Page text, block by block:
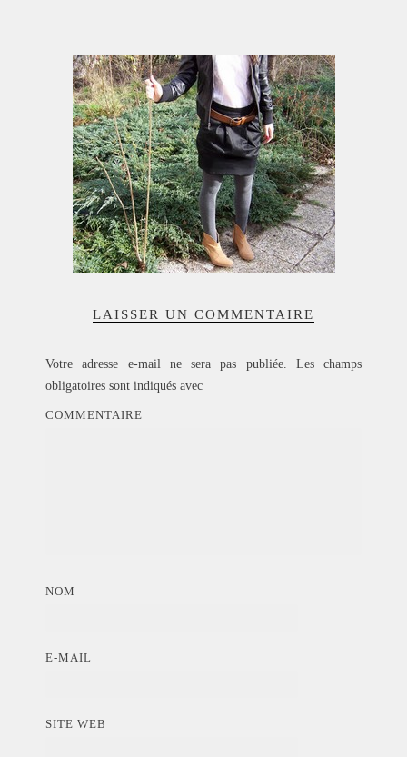
VOYAGES
LOOKBOOK
RECHERCHE
ARCHIVES
LAISSER UN COMMENTAIRE
Votre adresse e-mail ne sera pas publiée.
Les champs
obligatoires sont indiqués avec
COMMENTAIRE
NOM
E-MAIL
SITE WEB